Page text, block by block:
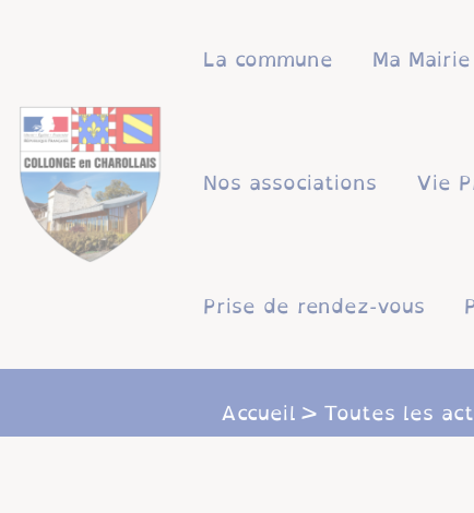
au
menu
au
contenu
principal
recherche
au
pied
de
page
La commune Ma Mairie
Nos associations Vie
Prise de rendez-vous
Accueil Toutes les